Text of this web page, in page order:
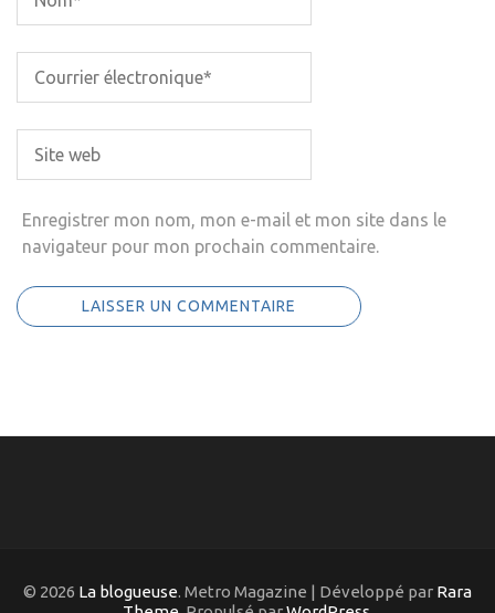
Enregistrer mon nom, mon e-mail et mon site dans le
navigateur pour mon prochain commentaire.
© 2026 La blogueuse. Metro Magazine | Développé par Rara